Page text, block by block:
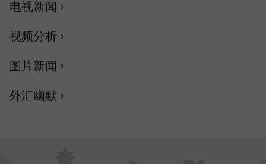
电视新闻 ›
视频分析 ›
图片新闻 ›
外汇幽默 ›